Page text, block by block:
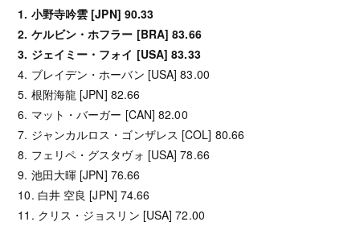
1. 小野寺吟雲 [JPN] 90.33
2. ケルビン・ホフラー [BRA] 83.66
3. ジェイミー・フォイ [USA] 83.33
4. ブレイデン・ホーバン [USA] 83.00
5. 根附海龍 [JPN] 82.66
6. マット・バーガー [CAN] 82.00
7. ジャンカルロス・ゴンザレス [COL] 80.66
8. フェリペ・グスタヴォ [USA] 78.66
9. 池田大暉 [JPN] 76.66
10. 白井 空良 [JPN] 74.66
11. クリス・ジョスリン [USA] 72.00